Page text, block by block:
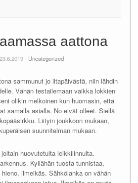
aattona
- Uncategorized
sammunut jo iltapäivästä, niin lähdin
Vähän testailemaan vaikka lokkien
olikin melkoinen kun huomasin, että
samalla asialla. No eivät olleet. Siellä
Liityin joukkoon mukaan,
suunnitelman mukaan.
huovutetulta leikkilinnulta.
Kyllähän tuosta tunnistaa,
ilmeikäs. Sähkölanka on vähän